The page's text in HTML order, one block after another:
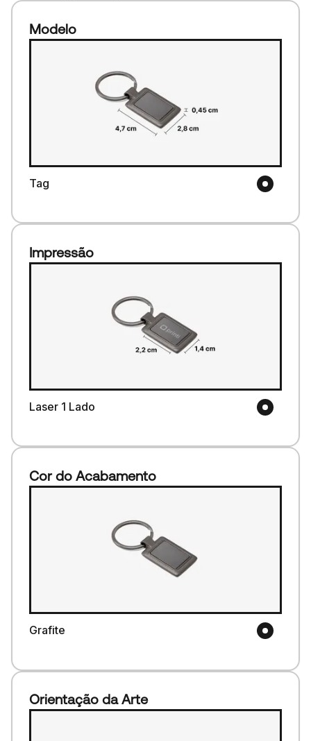
Modelo
Tag
Impressão
Laser 1 Lado
Cor do Acabamento
Grafite
Orientação da Arte